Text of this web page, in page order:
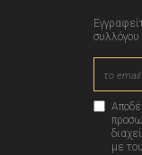
συλλόγου
με